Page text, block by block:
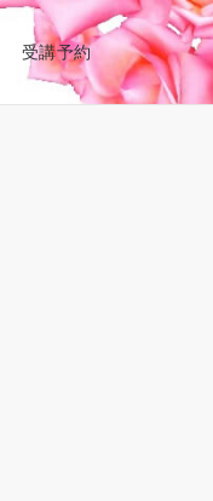
受講予約